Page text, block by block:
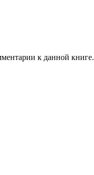
к данной книге.